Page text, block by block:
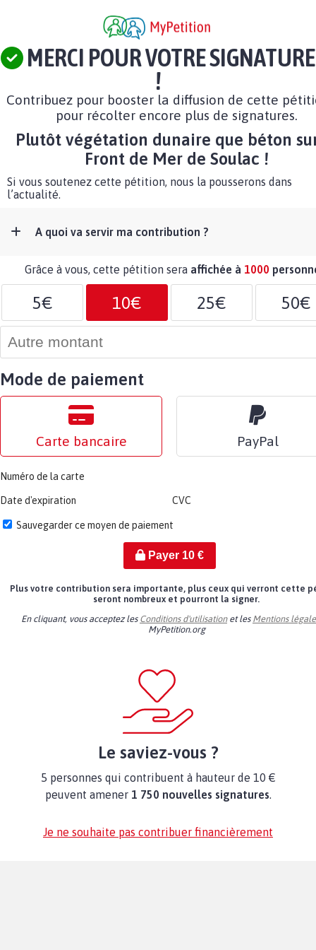
MERCI POUR VOTRE SIGNATURE
!
Contribuez pour booster la diffusion de cette
pour récolter encore plus de signatures.
Plutôt végétation dunaire que béton
Front de Mer de Soulac !
Si vous soutenez cette pétition, nous la pousserons dans
l’actualité.
A quoi va servir ma contribution ?
Grâce à vous, cette pétition sera affichée à 1000
5€ 10€ 25€ 50€
Mode de paiement
Carte bancaire PayPal
Numéro de la carte
Date d'expiration CVC
Sauvegarder ce moyen de paiement
Payer 10€
Plus votre contribution sera importante, plus ceux qui verront cette
seront nombreux et pourront la signer.
En cliquant, vous acceptez les Conditions d'utilisationet les Mentions
MyPetition.org
Le saviez-vous ?
5 personnes qui contribuent à hauteur de 10 €
peuvent amener 1 750 nouvelles signatures.
Je ne souhaite pas contribuer financièrement